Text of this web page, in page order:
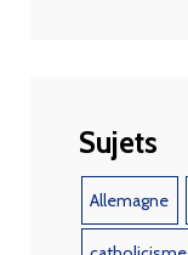
Sujets
Allemagne